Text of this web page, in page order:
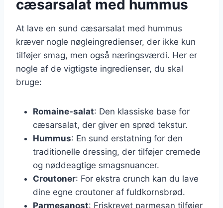
cæsarsalat med hummus
At lave en sund cæsarsalat med hummus
kræver nogle nøgleingredienser, der ikke kun
tilføjer smag, men også næringsværdi. Her er
nogle af de vigtigste ingredienser, du skal
bruge:
Romaine-salat: Den klassiske base for
cæsarsalat, der giver en sprød tekstur.
Hummus: En sund erstatning for den
traditionelle dressing, der tilføjer cremede
og nøddeagtige smagsnuancer.
Croutoner: For ekstra crunch kan du lave
dine egne croutoner af fuldkornsbrød.
Parmesanost: Friskrevet parmesan tilføjer